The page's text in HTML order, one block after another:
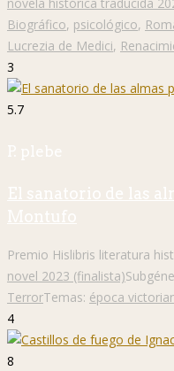
Biográfico, psicológico,
Lucrezia de Medici,
3
5.7
P. plebe
El sanatorio de las
Montufo
Premio Hislibris literatura
novel 2023 (finalista)
TerrorTemas: época
4
8